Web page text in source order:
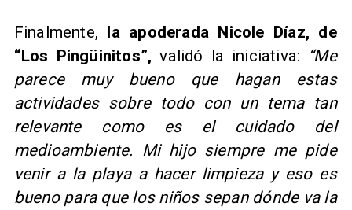
Finalmente, la apoderada Nicole Díaz, de
“Los Pingüinitos”, validó la iniciativa: “Me
parece muy bueno que hagan estas
actividades sobre todo con un tema tan
relevante como es el cuidado del
medioambiente. Mi hijo siempre me pide
venir a la playa a hacer limpieza y eso es
bueno para que los niños sepan dónde va la